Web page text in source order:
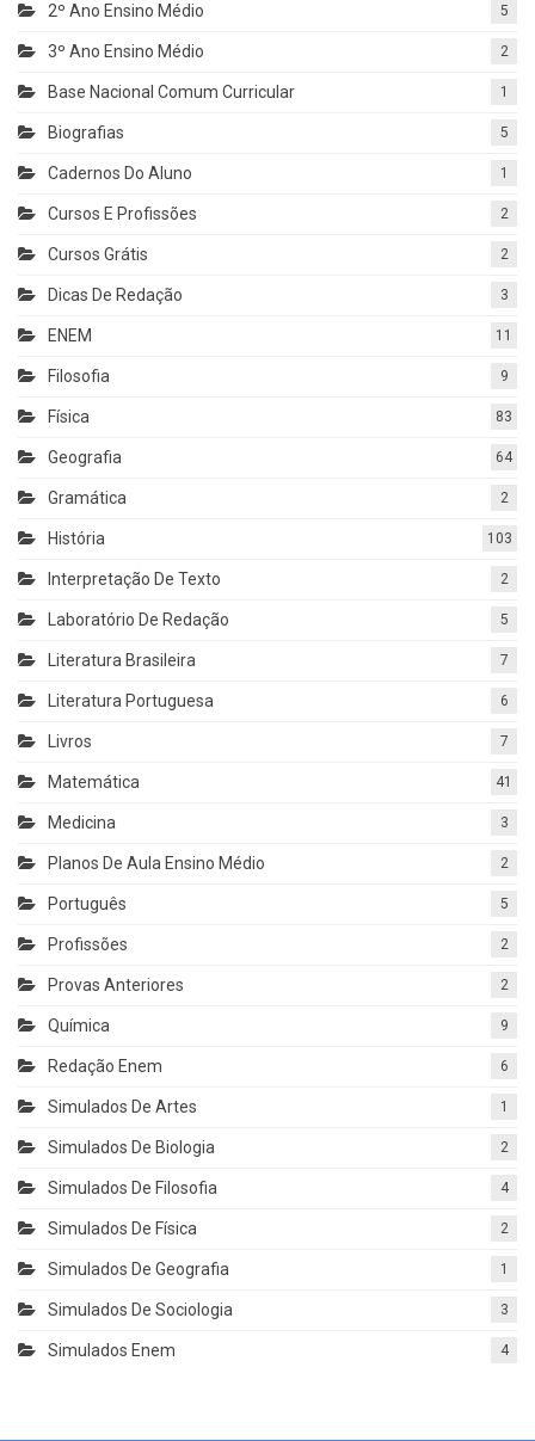
2º Ano Ensino Médio 5
3º Ano Ensino Médio 2
Base Nacional Comum Curricular 1
Biografias 5
Cadernos Do Aluno 1
Cursos E Profissões 2
Cursos Grátis 2
Dicas De Redação 3
ENEM 11
Filosofia 9
Física 83
Geografia 64
Gramática 2
História 103
Interpretação De Texto 2
Laboratório De Redação 5
Literatura Brasileira 7
Literatura Portuguesa 6
Livros 7
Matemática 41
Medicina 3
Planos De Aula Ensino Médio 2
Português 5
Profissões 2
Provas Anteriores 2
Química 9
Redação Enem 6
Simulados De Artes 1
Simulados De Biologia 2
Simulados De Filosofia 4
Simulados De Física 2
Simulados De Geografia 1
Simulados De Sociologia 3
Simulados Enem 4